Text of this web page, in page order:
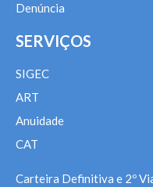
Denúncia
SERVIÇOS
SIGEC
ART
Anuidade
CAT
Carteira Definitiva e 2º